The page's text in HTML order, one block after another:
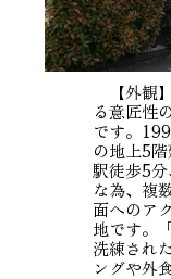
【外観
る意匠性
です。
の地上5
駅徒歩5
な為、複
面へのア
地です。
洗練され
ングや外